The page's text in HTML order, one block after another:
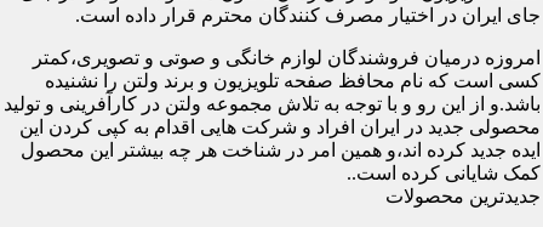
جای ایران در اختیار مصرف کنندگان محترم قرار داده است.
امروزه درمیان فروشندگان لوازم خانگی و صوتی و تصویری،کمتر
کسی است که نام محافظ صفحه تلویزیون و برند ولتن را نشنیده
باشد.و از این رو و با توجه به تلاش مجموعه ولتن در کارآفرینی و تولید
محصولی جدید در ایران افراد و شرکت هایی اقدام به کپی کردن این
ایده جدید کرده اند،و همین امر در شناخت هر چه بیشتر این محصول
کمک شایانی کرده است..
جدیدترین محصولات